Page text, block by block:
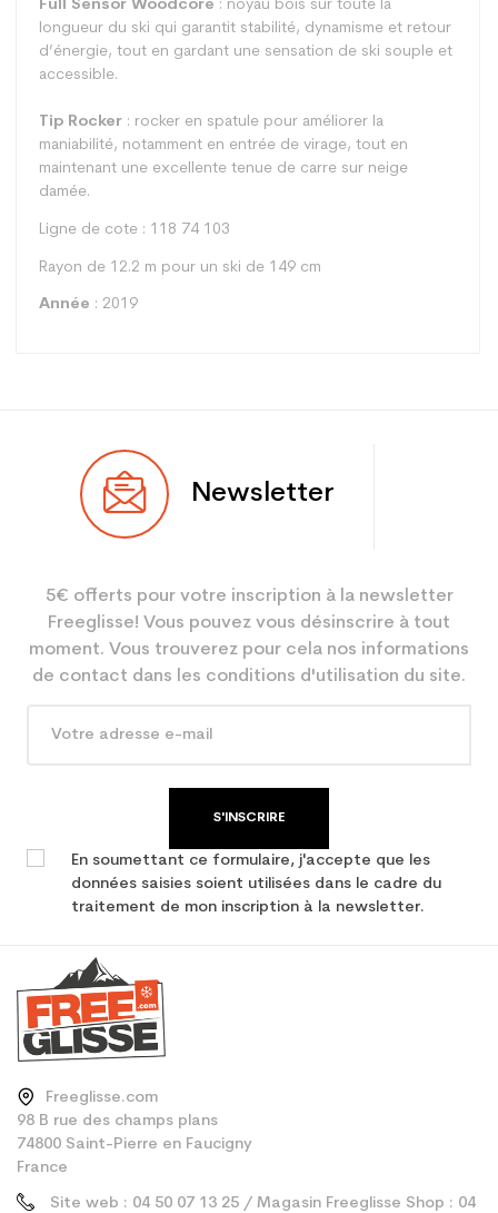
Full Sensor Woodcore : noyau bois sur toute la
longueur du ski qui garantit stabilité, dynamisme et retour
d’énergie, tout en gardant une sensation de ski souple et
accessible.
Tip Rocker : rocker en spatule pour améliorer la
maniabilité, notamment en entrée de virage, tout en
maintenant une excellente tenue de carre sur neige
damée.
Ligne de cote : 118 74 103
Rayon de 12.2 m pour un ski de 149 cm
Année : 2019
Utilisateur Femme
Coloris Blanc
En achetant d'occasion :
Economie CO² (en kg)
3.9
Newsletter
5€ offerts pour votre inscription à la newsletter
Freeglisse! Vous pouvez vous désinscrire à tout
moment. Vous trouverez pour cela nos informations
de contact dans les conditions d'utilisation du site.
S'INSCRIRE
En soumettant ce formulaire, j'accepte que les
données saisies soient utilisées dans le cadre du
traitement de mon inscription à la newsletter.
Freeglisse.com
98 B rue des champs plans
74800 Saint-Pierre en Faucigny
France
Site web : 04 50 07 13 25 / Magasin Freeglisse Shop : 04